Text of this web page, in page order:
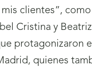
mis clientes”,
Cristina y
protagonizaron
quienes